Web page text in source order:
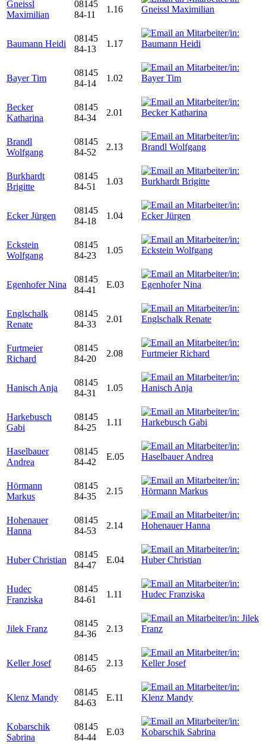
Gneissl
Maximilian
08145
84-11
1.16
Baumann Heidi
08145
84-13
1.17
Bayer Tim
08145
84-14
1.02
Becker
Katharina
08145
84-34
2.01
Brandl
Wolfgang
08145
84-52
2.13
Burkhardt
Brigitte
08145
84-51
1.03
Ecker Jürgen
08145
84-18
1.04
Eckstein
Wolfgang
08145
84-23
1.05
Egenhofer Nina
08145
84-41
E.03
Englschalk
Renate
08145
84-33
2.01
Furtmeier
Richard
08145
84-20
2.08
Hanisch Anja
08145
84-31
1.05
Harkebusch
Gabi
08145
84-25
1.11
Haselbauer
Andrea
08145
84-42
E.05
Hörmann
Markus
08145
84-35
2.15
Hohenauer
Hanna
08145
84-53
2.14
Huber Christian
08145
84-47
E.04
Hudec
Franziska
08145
84-61
1.11
Jilek Franz
08145
84-36
2.13
Keller Josef
08145
84-65
2.13
Klenz Mandy
08145
84-63
E.11
Kobarschik
Sabrina
08145
84-44
E.03